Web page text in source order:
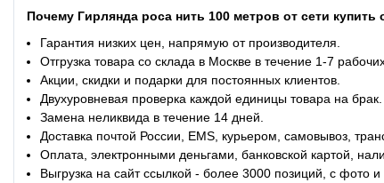
Почему Гирлянда роса нить 100 метров от сети купить
Гарантия низких цен, напрямую от производителя.
Отгрузка товара со склада в Москве в течение 1-7
Акции, скидки и подарки для постоянных клиентов.
Двухуровневая проверка каждой единицы товара на брак.
Замена неликвида в течение 14 дней.
Доставка почтой России, EMS, курьером, самовывоз,
Оплата, электронными деньгами, банковской картой,
Выгрузка на сайт ссылкой - более 3000 позиций, с фото